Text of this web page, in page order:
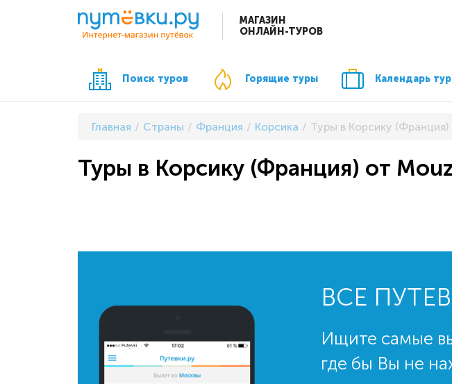
МАГАЗИН
ОНЛАЙН-ТУРОВ
Поиск туров Горящие туры Календарь
Главная Страны Франция Корсика Туры в Корсику
Туры в Корсику (Франция) от
ВСЕ
Ищите самые
где бы Вы не